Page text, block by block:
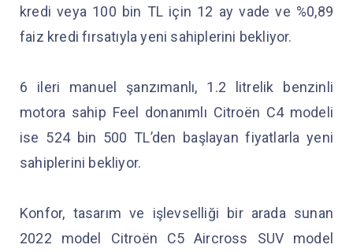
kredi veya 100 bin TL için 12 ay vade ve %0,89
faiz kredi fırsatıyla yeni sahiplerini bekliyor.
6 ileri manuel şanzımanlı, 1.2 litrelik benzinli
motora sahip Feel donanımlı Citroën C4 modeli
ise 524 bin 500 TL’den başlayan fiyatlarla yeni
sahiplerini bekliyor.
Konfor, tasarım ve işlevselliği bir arada sunan
2022 model Citroën C5 Aircross SUV model